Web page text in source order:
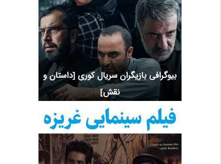
بیوگرافی بازیگران سریال کوری [داستان و
نقش]